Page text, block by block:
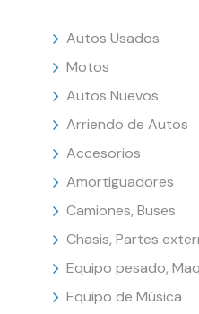
Autos Usados
Motos
Autos Nuevos
Arriendo de Autos
Accesorios
Amortiguadores
Camiones, Buses
Chasis, Partes
Equipo pesado,
Equipo de Música